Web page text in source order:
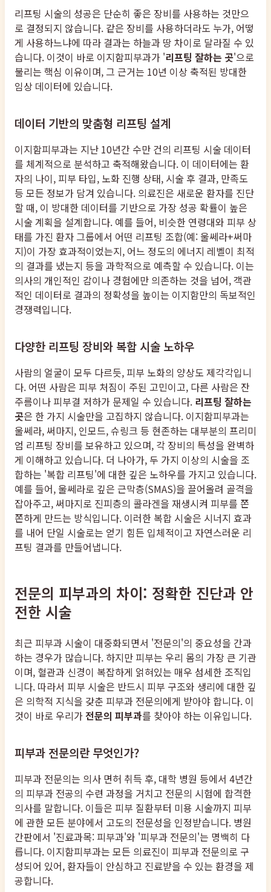
리프팅 시술의 성공은 단순히 좋은 장비를 사용하는 것만으
로 결정되지 않습니다. 같은 장비를 사용하더라도 누가, 어떻
게 사용하느냐에 따라 결과는 하늘과 땅 차이로 달라질 수 있
습니다. 이것이 바로 이지함피부과가 '리프팅 잘하는 곳'으로
불리는 핵심 이유이며, 그 근거는 10년 이상 축적된 방대한
임상 데이터에 있습니다.
데이터 기반의 맞춤형 리프팅 설계
이지함피부과는 지난 10년간 수만 건의 리프팅 시술 데이터
를 체계적으로 분석하고 축적해왔습니다. 이 데이터에는 환
자의 나이, 피부 타입, 노화 진행 상태, 시술 후 결과, 만족도
등 모든 정보가 담겨 있습니다. 의료진은 새로운 환자를 진단
할 때, 이 방대한 데이터를 기반으로 가장 성공 확률이 높은
시술 계획을 설계합니다. 예를 들어, 비슷한 연령대와 피부 상
태를 가진 환자 그룹에서 어떤 리프팅 조합(예: 울쎄라+써마
지)이 가장 효과적이었는지, 어느 정도의 에너지 레벨이 최적
의 결과를 냈는지 등을 과학적으로 예측할 수 있습니다. 이는
의사의 개인적인 감이나 경험에만 의존하는 것을 넘어, 객관
적인 데이터로 결과의 정확성을 높이는 이지함만의 독보적인
경쟁력입니다.
다양한 리프팅 장비와 복합 시술 노하우
사람의 얼굴이 모두 다르듯, 피부 노화의 양상도 제각각입니
다. 어떤 사람은 피부 처짐이 주된 고민이고, 다른 사람은 잔
주름이나 피부결 저하가 문제일 수 있습니다. 리프팅 잘하는
곳은 한 가지 시술만을 고집하지 않습니다. 이지함피부과는
울쎄라, 써마지, 인모드, 슈링크 등 현존하는 대부분의 프리미
엄 리프팅 장비를 보유하고 있으며, 각 장비의 특성을 완벽하
게 이해하고 있습니다. 더 나아가, 두 가지 이상의 시술을 조
합하는 '복합 리프팅'에 대한 깊은 노하우를 가지고 있습니다.
예를 들어, 울쎄라로 깊은 근막층(SMAS)을 끌어올려 골격을
잡아주고, 써마지로 진피층의 콜라겐을 재생시켜 피부를 쫀
쫀하게 만드는 방식입니다. 이러한 복합 시술은 시너지 효과
를 내어 단일 시술로는 얻기 힘든 입체적이고 자연스러운 리
프팅 결과를 만들어냅니다.
전문의 피부과의 차이: 정확한 진단과 안
전한 시술
최근 피부과 시술이 대중화되면서 '전문의'의 중요성을 간과
하는 경우가 많습니다. 하지만 피부는 우리 몸의 가장 큰 기관
이며, 혈관과 신경이 복잡하게 얽혀있는 매우 섬세한 조직입
니다. 따라서 피부 시술은 반드시 피부 구조와 생리에 대한 깊
은 의학적 지식을 갖춘 피부과 전문의에게 받아야 합니다. 이
것이 바로 우리가 전문의 피부과를 찾아야 하는 이유입니다.
피부과 전문의란 무엇인가?
피부과 전문의는 의사 면허 취득 후, 대학 병원 등에서 4년간
의 피부과 전공의 수련 과정을 거치고 전문의 시험에 합격한
의사를 말합니다. 이들은 피부 질환부터 미용 시술까지 피부
에 관한 모든 분야에서 고도의 전문성을 인정받습니다. 병원
간판에서 '진료과목: 피부과'와 '피부과 전문의'는 명백히 다
릅니다. 이지함피부과는 모든 의료진이 피부과 전문의로 구
성되어 있어, 환자들이 안심하고 진료받을 수 있는 환경을 제
공합니다.